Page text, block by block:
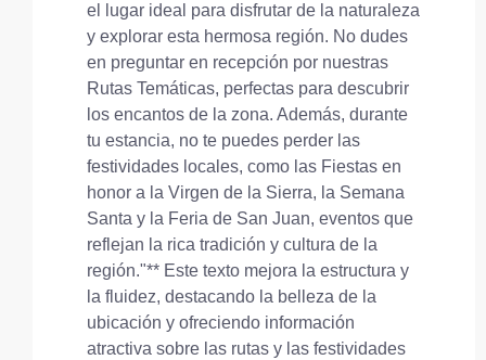
el lugar ideal para disfrutar de la naturaleza
y explorar esta hermosa región. No dudes
en preguntar en recepción por nuestras
Rutas Temáticas, perfectas para descubrir
los encantos de la zona. Además, durante
tu estancia, no te puedes perder las
festividades locales, como las Fiestas en
honor a la Virgen de la Sierra, la Semana
Santa y la Feria de San Juan, eventos que
reflejan la rica tradición y cultura de la
región."** Este texto mejora la estructura y
la fluidez, destacando la belleza de la
ubicación y ofreciendo información
atractiva sobre las rutas y las festividades